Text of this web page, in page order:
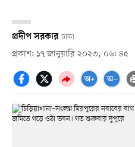
প্রদীপ সরকার ঢাকা
প্রকাশ: ১৭ জানুয়ারি ২০২৩, ০৬: ৪৫